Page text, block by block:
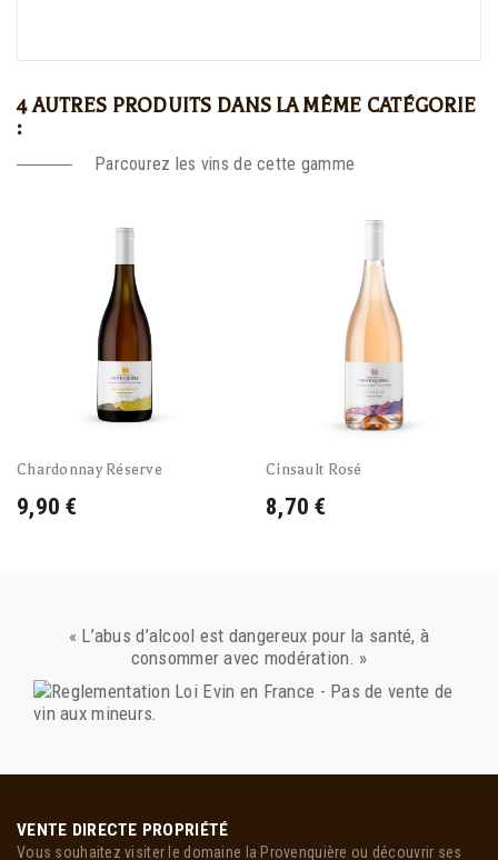
4 AUTRES PRODUITS DANS LA MÊME CATÉGORIE
:
Parcourez les vins de cette gamme
Chardonnay Réserve
9,90 €
Cinsault Rosé
8,70 €
« L’abus d’alcool est dangereux pour la santé, à
consommer avec modération. »
VENTE DIRECTE PROPRIÉTÉ
Vous souhaitez visiter le domaine la Provenquière ou découvrir ses